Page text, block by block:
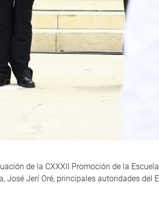
de la CXXXII Promoción de la
José Jerí Oré, principales autoridades del